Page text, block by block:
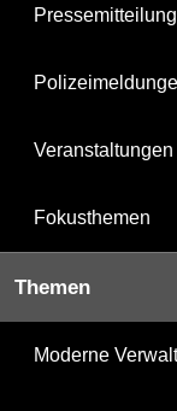
Veranstaltungen
Fokusthemen
Themen
Moderne